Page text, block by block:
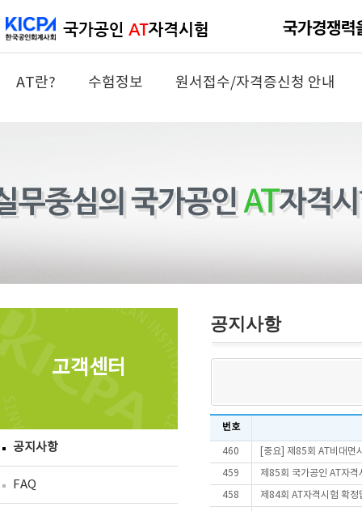
AT란? 수험정보 원서접수/자격증신청 안내
고객센터
공지사항
FAQ
공지사항
번호
460 [중요] 제85회 AT비대면
459 제85회 국가공인 AT자격
458 제84회 AT자격시험 확정